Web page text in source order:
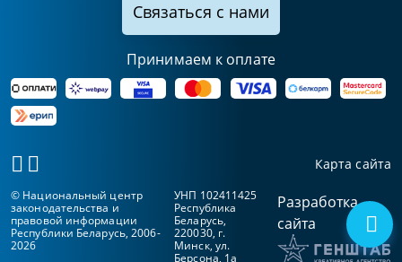
Связаться с нами
Принимаем к оплате
Карта сайта
© Национальный центр
законодательства и
правовой информации
Республики Беларусь, 2006-
2026
УНП 102411425
Республика
Беларусь,
220030, г.
Минск, ул.
Берсона, 1а
Разработка
сайта